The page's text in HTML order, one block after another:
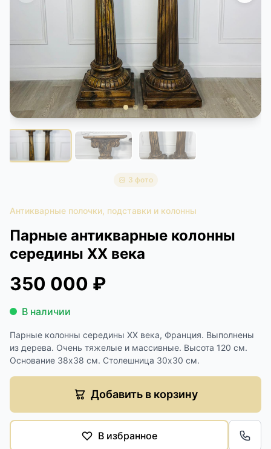
КУРСЫ ПО РЕСТАВРАЦИИ
ДОСТАВКА И ОПЛАТА
3 фото
Антикварные полочки, подставки и колонны
Парные антикварные колонны
середины XX века
350 000 ₽
В наличии
Парные колонны середины XX века, Франция. Выполнены
из дерева. Очень тяжелые и массивные. Высота 120 см.
Основание 38х38 см. Столешница 30х30 см.
Добавить в корзину
В избранное